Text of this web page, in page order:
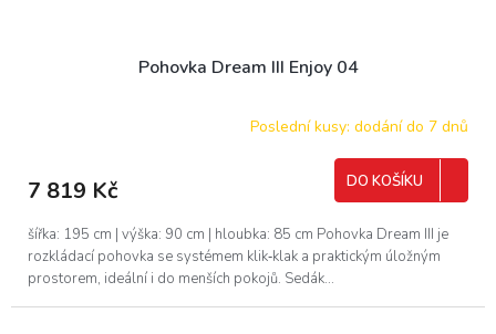
Pohovka Dream III Enjoy 04
Poslední kusy: dodání do 7 dnů
7 819 Kč DO KOŠÍKU
šířka: 195 cm | výška: 90 cm | hloubka: 85 cm Pohovka Dream III je
rozkládací pohovka se systémem klik‑klak a praktickým úložným
prostorem, ideální i do menších pokojů. Sedák...